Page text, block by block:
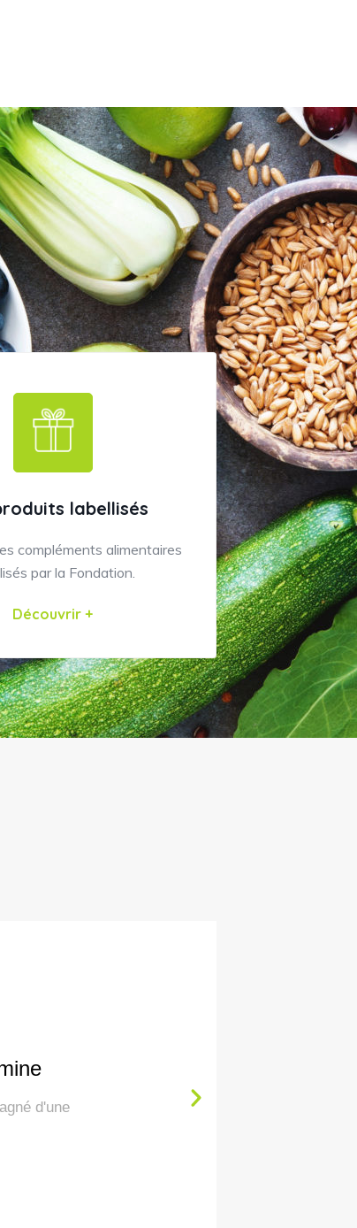
labellisés
compléments alimentaires
par la Fondation.
Découvrir +
d'une